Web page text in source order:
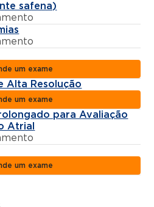
safena)
um exame
Alta Resolução
um exame
para Avaliação
Atrial
um exame